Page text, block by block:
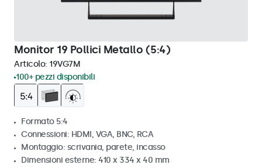
Monitor 19 Pollici Metallo (5:4)
Articolo: 19VG7M
100+ pezzi disponibili
Formato 5:4
Connessioni: HDMI, VGA, BNC, RCA
Montaggio: scrivania, parete, incasso
Dimensioni esterne: 410 x 334 x 40 mm